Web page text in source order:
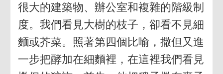
很大的建築物、辦公室和複雜的階級制
度。我們看見大樹的枝子，卻看不見細
麵或芥菜。照著第四個比喻，撒但又進
一步把酵加在細麵裡，在這裡我們看見